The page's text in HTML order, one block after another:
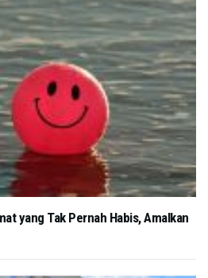
yang Tak Pernah Habis, Amalkan